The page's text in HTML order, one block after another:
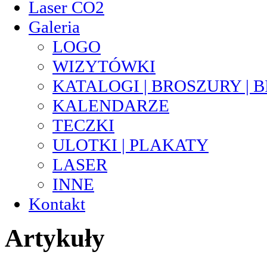
Laser CO2
Galeria
LOGO
WIZYTÓWKI
KATALOGI | BROSZURY |
KALENDARZE
TECZKI
ULOTKI | PLAKATY
LASER
INNE
Kontakt
Artykuły